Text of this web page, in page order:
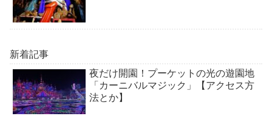
新着記事
夜だけ開園！プーケットの光の遊園地
「カーニバルマジック」【アクセス方
法とか】